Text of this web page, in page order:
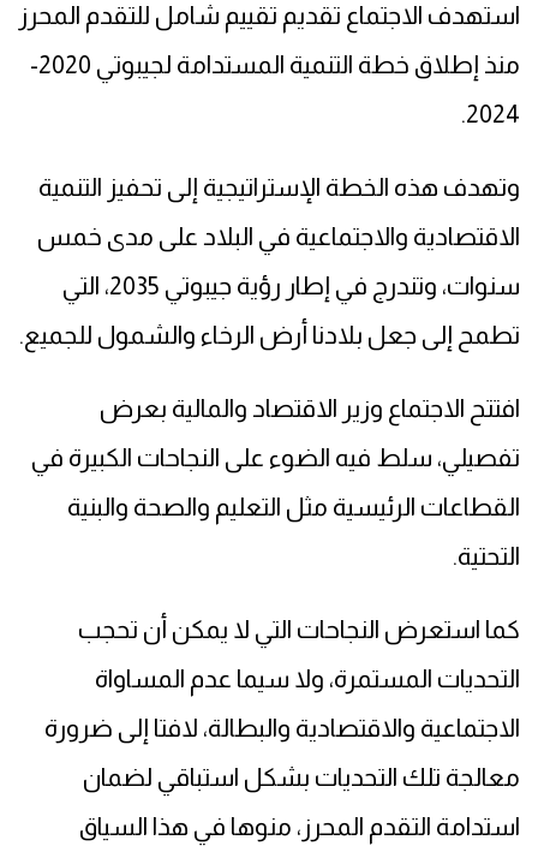
استهدف الاجتماع تقديم تقييم شامل للتقدم المحرز
منذ إطلاق خطة التنمية المستدامة لجيبوتي 2020-
2024.
وتهدف هذه الخطة الإستراتيجية إلى تحفيز التنمية
الاقتصادية والاجتماعية في البلاد على مدى خمس
سنوات، وتندرج في إطار رؤية جيبوتي 2035، التي
تطمح إلى جعل بلادنا أرض الرخاء والشمول للجميع.
افتتح الاجتماع وزير الاقتصاد والمالية بعرض
تفصيلي، سلط فيه الضوء على النجاحات الكبيرة في
القطاعات الرئيسية مثل التعليم والصحة والبنية
التحتية.
كما استعرض النجاحات التي لا يمكن أن تحجب
التحديات المستمرة، ولا سيما عدم المساواة
الاجتماعية والاقتصادية والبطالة، لافتا إلى ضرورة
معالجة تلك التحديات بشكل استباقي لضمان
استدامة التقدم المحرز، منوها في هذا السياق